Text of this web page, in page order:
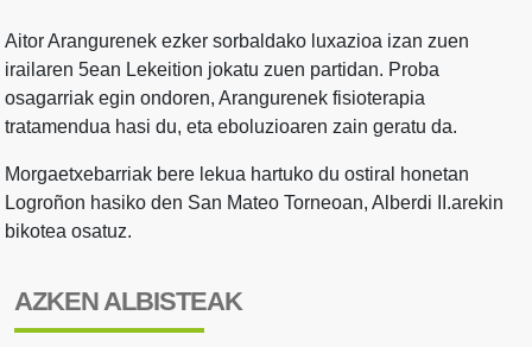
Aitor Arangurenek ezker sorbaldako luxazioa izan zuen
irailaren 5ean Lekeition jokatu zuen partidan. Proba
osagarriak egin ondoren, Arangurenek fisioterapia
tratamendua hasi du, eta eboluzioaren zain geratu da.
Morgaetxebarriak bere lekua hartuko du ostiral honetan
Logroñon hasiko den San Mateo Torneoan, Alberdi II.arekin
bikotea osatuz.
AZKEN ALBISTEAK